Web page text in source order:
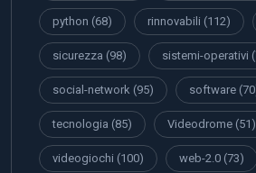
python (68) rinnovabili (112)
sicurezza (98) sistemi-operativi
social-network (95) software
tecnologia (85) Videodrome (51)
videogiochi (100) web-2.0 (73)